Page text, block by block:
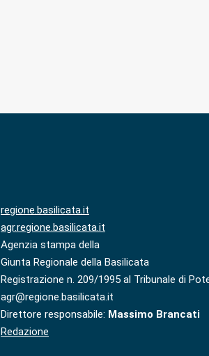
regione.basilicata.it
agr.regione.basilicata.it
Agenzia stampa della
Giunta Regionale della Basilicata
Registrazione n. 209/1995 al Tribunale di
agr@regione.basilicata.it
Direttore responsabile: Massimo Brancati
Redazione